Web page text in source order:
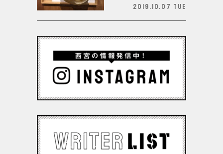
2019.10.07 Tue